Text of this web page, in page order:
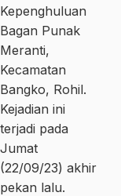
Kepenghuluan
Bagan Punak
Meranti,
Kecamatan
Bangko, Rohil.
Kejadian ini
terjadi pada
Jumat
(22/09/23) akhir
pekan lalu.